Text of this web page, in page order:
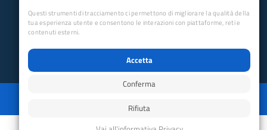
Powered by GRUPPO YEC
Questi strumenti di tracciamento ci permettono di migliorare la qualità della
tua esperienza utente e consentono le interazioni con piattaforme, reti e
contenuti esterni.
Accetta
Conferma
Rifiuta